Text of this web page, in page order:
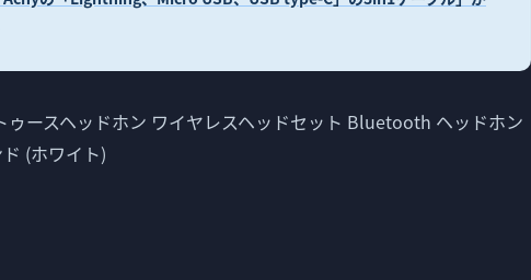
ースヘッドホン ワイヤレスヘッドセット Bluetooth ヘッドホン
(ホワイト)